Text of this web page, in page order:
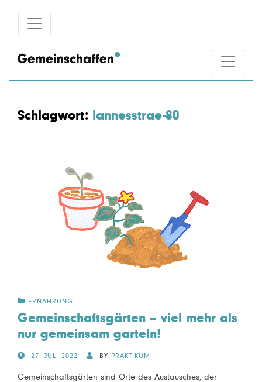
Schlagwort: lannesstrae-80
ERNÄHRUNG
Gemeinschaftsgärten – viel mehr als
nur gemeinsam garteln!
POSTED27. JULI 2022 BY PRAKTIKUM
Gemeinschaftsgärten sind Orte des Austausches, der